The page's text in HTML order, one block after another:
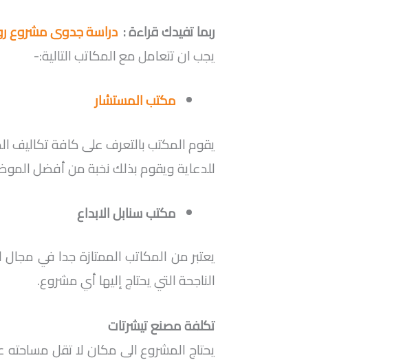
ربما تفيدك قراءة : دراسة جدوى مشروع
يجب ان تتعامل مع المكاتب التالية:-
مكتب المستشار
يقوم المكتب بالتعرف على كافة
للدعاية ويقوم بذلك نخبة من أفضل
مكتب سنابل الابداع
يعتبر من المكاتب الممتازة جدا في
الناجحة التي يحتاج إليها أي مشروع.
تكلفة مصنع تيشرتات